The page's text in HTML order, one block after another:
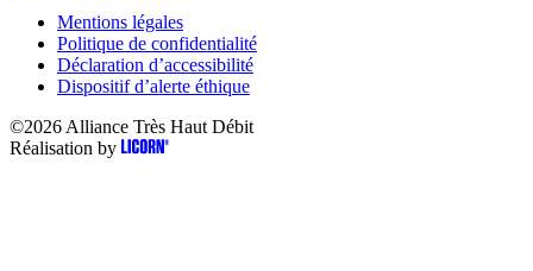
Mentions légales
Politique de confidentialité
Déclaration d’accessibilité
Dispositif d’alerte éthique
©2026 Alliance Très Haut Débit
Réalisation by